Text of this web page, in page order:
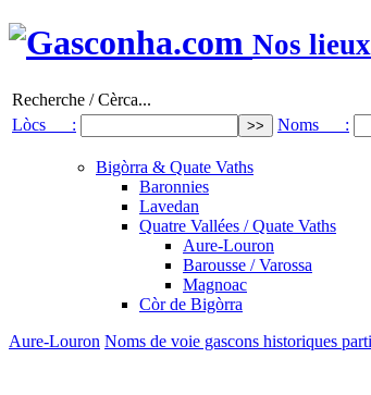
Nos
Recherche / Cèrca...
Lòcs :
Noms :
Bigòrra & Quate Vaths
Baronnies
Lavedan
Quatre Vallées / Quate Vaths
Aure-Louron
Barousse / Varossa
Magnoac
Còr de Bigòrra
Aure-Louron Noms de voie gascons historiques